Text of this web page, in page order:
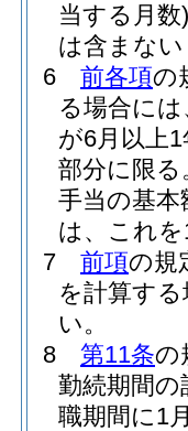
当する月数)
は含まな
6
前各項の
る場合に
が6月以上
部分に限る
手当の基
は、これ
7
前項の規
を計算す
い。
8
第11条の
勤続期間
職期間に1